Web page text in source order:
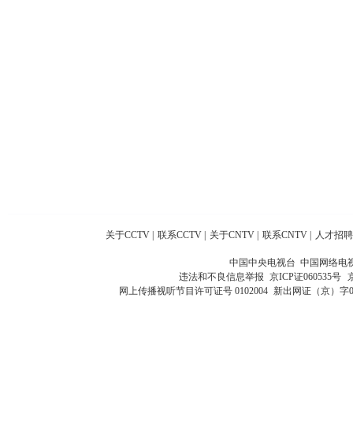
关于CCTV 联系CCTV 关于CNTV 联系CNTV 人才招聘
中国中央电视台 中国网络电
违法和不良信息举报 京ICP证060535号
网上传播视听节目许可证号 0102004 新出网证（京）